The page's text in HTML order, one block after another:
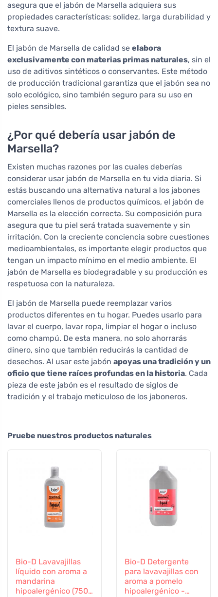
asegura que el jabón de Marsella adquiera sus
propiedades características: solidez, larga durabilidad y
textura suave.
El jabón de Marsella de calidad se elabora
exclusivamente con materias primas naturales, sin el
uso de aditivos sintéticos o conservantes. Este método
de producción tradicional garantiza que el jabón sea no
solo ecológico, sino también seguro para su uso en
pieles sensibles.
¿Por qué debería usar jabón de
Marsella?
Existen muchas razones por las cuales deberías
considerar usar jabón de Marsella en tu vida diaria. Si
estás buscando una alternativa natural a los jabones
comerciales llenos de productos químicos, el jabón de
Marsella es la elección correcta. Su composición pura
asegura que tu piel será tratada suavemente y sin
irritación. Con la creciente conciencia sobre cuestiones
medioambientales, es importante elegir productos que
tengan un impacto mínimo en el medio ambiente. El
jabón de Marsella es biodegradable y su producción es
respetuosa con la naturaleza.
El jabón de Marsella puede reemplazar varios
productos diferentes en tu hogar. Puedes usarlo para
lavar el cuerpo, lavar ropa, limpiar el hogar o incluso
como champú. De esta manera, no solo ahorrarás
dinero, sino que también reducirás la cantidad de
desechos. Al usar este jabón apoyas una tradición y un
oficio que tiene raíces profundas en la historia. Cada
pieza de este jabón es el resultado de siglos de
tradición y el trabajo meticuloso de los jaboneros.
Pruebe nuestros productos naturales
Bio-D Lavavajillas
líquido con aroma a
mandarina
hipoalergénico (750
Bio-D Detergente
para lavavajillas con
aroma a pomelo
hipoalergénico -